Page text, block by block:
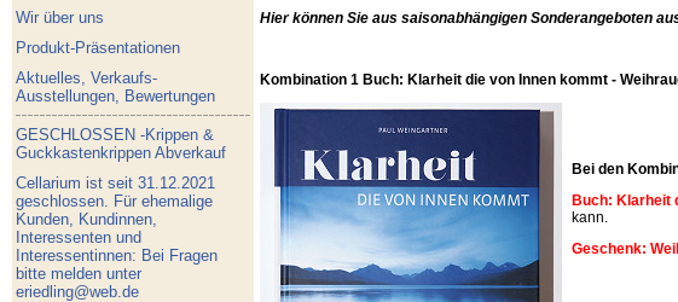
Wir über uns
Produkt-Präsentationen
Aktuelles, Verkaufs-
Ausstellungen, Bewertungen
GESCHLOSSEN -Krippen &
Guckkastenkrippen Abverkauf
Cellarium ist seit 31.12.2021
geschlossen. Für ehemalige
Kunden, Kundinnen,
Interessenten und
Interessentinnen: Bei Fragen
bitte melden unter
eriedling@web.de
Hier können Sie aus saisonabhängigen Sonderangeboten
Kombination 1 Buch: Klarheit die von Innen kommt -
Bei den
Buch: Klarheit
kann.
Geschenk: